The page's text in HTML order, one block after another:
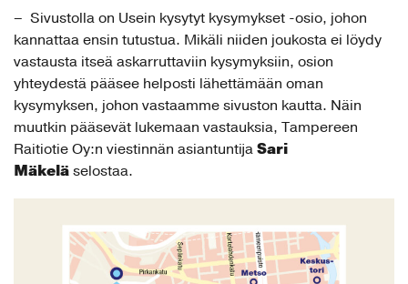
– Sivustolla on Usein kysytyt kysymykset -osio, johon
kannattaa ensin tutustua. Mikäli niiden joukosta ei löydy
vastausta itseä askarruttaviin kysymyksiin, osion
yhteydestä pääsee helposti lähettämään oman
kysymyksen, johon vastaamme sivuston kautta. Näin
muutkin pääsevät lukemaan vastauksia, Tampereen
Raitiotie Oy:n viestinnän asiantuntija Sari
Mäkelä selostaa.